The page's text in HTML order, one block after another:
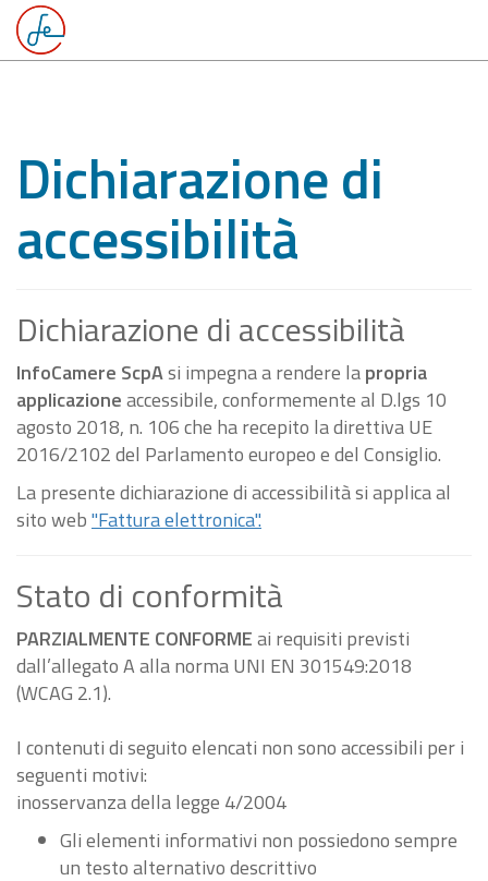
Dichiarazione di
accessibilità
Dichiarazione di accessibilità
InfoCamere ScpAsi impegna a rendere lapropria
applicazioneaccessibile, conformemente al D.lgs 10
agosto 2018, n. 106 che ha recepito la direttiva UE
2016/2102 del Parlamento europeo e del Consiglio.
La presente dichiarazione di accessibilità si applica al
sito web"Fattura elettronica".
Stato di conformità
PARZIALMENTE CONFORMEai requisiti previsti
dall’allegato A alla norma UNI EN 301549:2018
(WCAG 2.1).
I contenuti di seguito elencati non sono accessibili per i
seguenti motivi:
inosservanza della legge 4/2004
Gli elementi informativi non possiedono sempre
un testo alternativo descrittivo